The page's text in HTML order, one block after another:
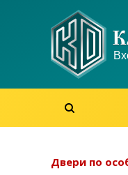
Двери по
Max
Мы онлайн!
WhatsApp
Мы онлайн!
Telegram
Мы онлайн!
Max
Мы онлайн!
WhatsApp
Мы онлайн!
Позвоним?